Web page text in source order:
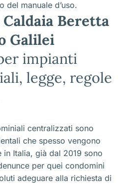
del manuale d’uso.
Beretta
Galilei
impianti
legge, regole
centralizzati sono
che spesso vengono
in Italia, già dal 2019 sono
per quei condomini
adeguare alla richiesta di